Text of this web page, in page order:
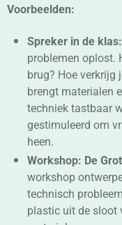
Voorbeelden:
Spreker in de klas:
problemen oplost.
brug? Hoe verkrijg
brengt materialen
techniek tastbaar
gestimuleerd om
heen.
Workshop: De
workshop
technisch
plastic uit de sloot